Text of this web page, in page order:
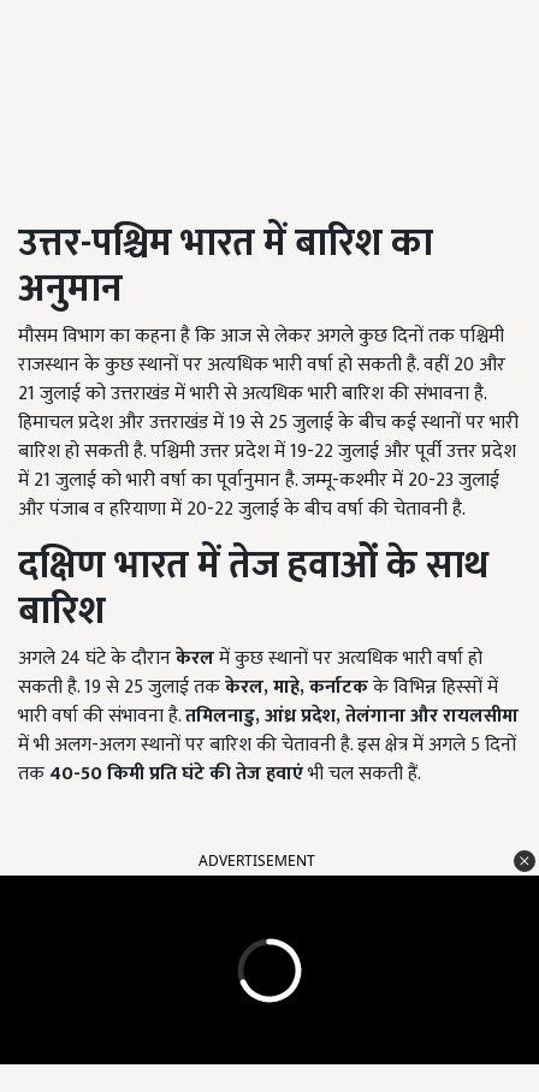
उत्तर-पश्चिम भारत में बारिश का
अनुमान
मौसम विभाग का कहना है कि आज से लेकर अगले कुछ दिनों तक पश्चिमी
राजस्थान के कुछ स्थानों पर अत्यधिक भारी वर्षा हो सकती है. वहीं 20 और
21 जुलाई को उत्तराखंड में भारी से अत्यधिक भारी बारिश की संभावना है.
हिमाचल प्रदेश और उत्तराखंड में 19 से 25 जुलाई के बीच कई स्थानों पर भारी
बारिश हो सकती है. पश्चिमी उत्तर प्रदेश में 19-22 जुलाई और पूर्वी उत्तर प्रदेश
में 21 जुलाई को भारी वर्षा का पूर्वानुमान है. जम्मू-कश्मीर में 20-23 जुलाई
और पंजाब व हरियाणा में 20-22 जुलाई के बीच वर्षा की चेतावनी है.
दक्षिण भारत में तेज हवाओं के साथ
बारिश
अगले 24 घंटे के दौरानकेरलमें कुछ स्थानों पर अत्यधिक भारी वर्षा हो
सकती है. 19 से 25 जुलाई तककेरल,माहे,कर्नाटकके विभिन्न हिस्सों में
भारी वर्षा की संभावना है.तमिलनाडु,आंध्र प्रदेश,तेलंगाना और रायलसीमा
में भी अलग-अलग स्थानों पर बारिश की चेतावनी है. इस क्षेत्र में अगले 5 दिनों
तक40-50किमी प्रति घंटे की तेज हवाएंभी चल सकती हैं.
ADVERTISEMENT